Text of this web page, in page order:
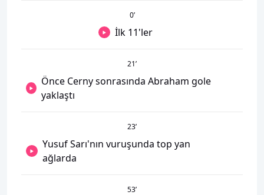
0’
İlk 11'ler
21’
Önce Cerny sonrasında Abraham gole
yaklaştı
23’
Yusuf Sarı'nın vuruşunda top yan
ağlarda
53’